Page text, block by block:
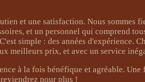
et une satisfaction. Nous sommes
et un personnel qui comprend
simple : des années d'expérience.
meilleurs prix, et avec un service
à la fois bénéfique et agréable. Une
pour plus !